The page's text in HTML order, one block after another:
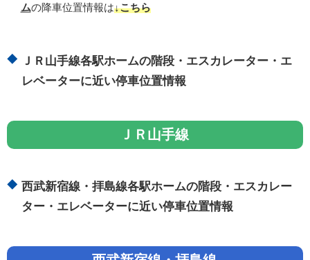
ムの降車位置情報は↓こちら
ＪＲ山手線各駅ホームの階段・エスカレーター・エ
レベーターに近い停車位置情報
ＪＲ山手線
西武新宿線・拝島線各駅ホームの階段・エスカレー
ター・エレベーターに近い停車位置情報